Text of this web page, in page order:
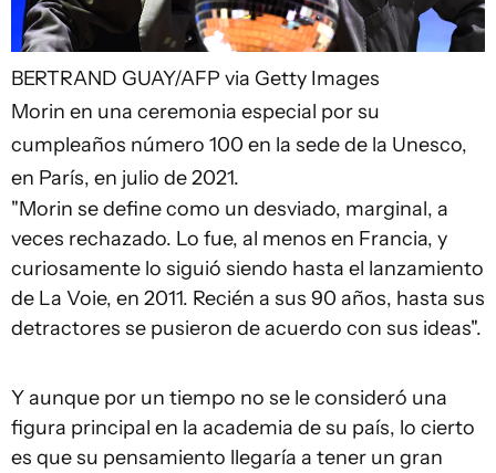
BERTRAND GUAY/AFP via Getty Images
Morin en una ceremonia especial por su
cumpleaños número 100 en la sede de la Unesco,
en París, en julio de 2021.
"Morin se define como un desviado, marginal, a
veces rechazado. Lo fue, al menos en Francia, y
curiosamente lo siguió siendo hasta el lanzamiento
de La Voie, en 2011. Recién a sus 90 años, hasta sus
detractores se pusieron de acuerdo con sus ideas".
Y aunque por un tiempo no se le consideró una
figura principal en la academia de su país, lo cierto
es que su pensamiento llegaría a tener un gran